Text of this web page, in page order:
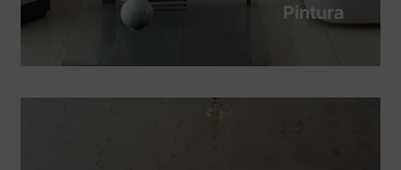
Pintura